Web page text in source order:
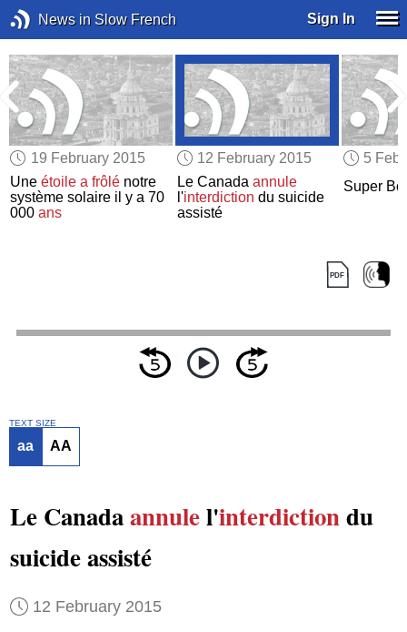
News in Slow French Sign In
19 February 2015
Uneétoile a frôlé notre
système solaire il y a 70
000ans
12 February 2015
Le Canada annule
l'interdiction du suicide
assisté
5
Super
TEXT SIZE
aa AA
Le Canadaannulel'interdictiondu
suicide assisté
12 February 2015